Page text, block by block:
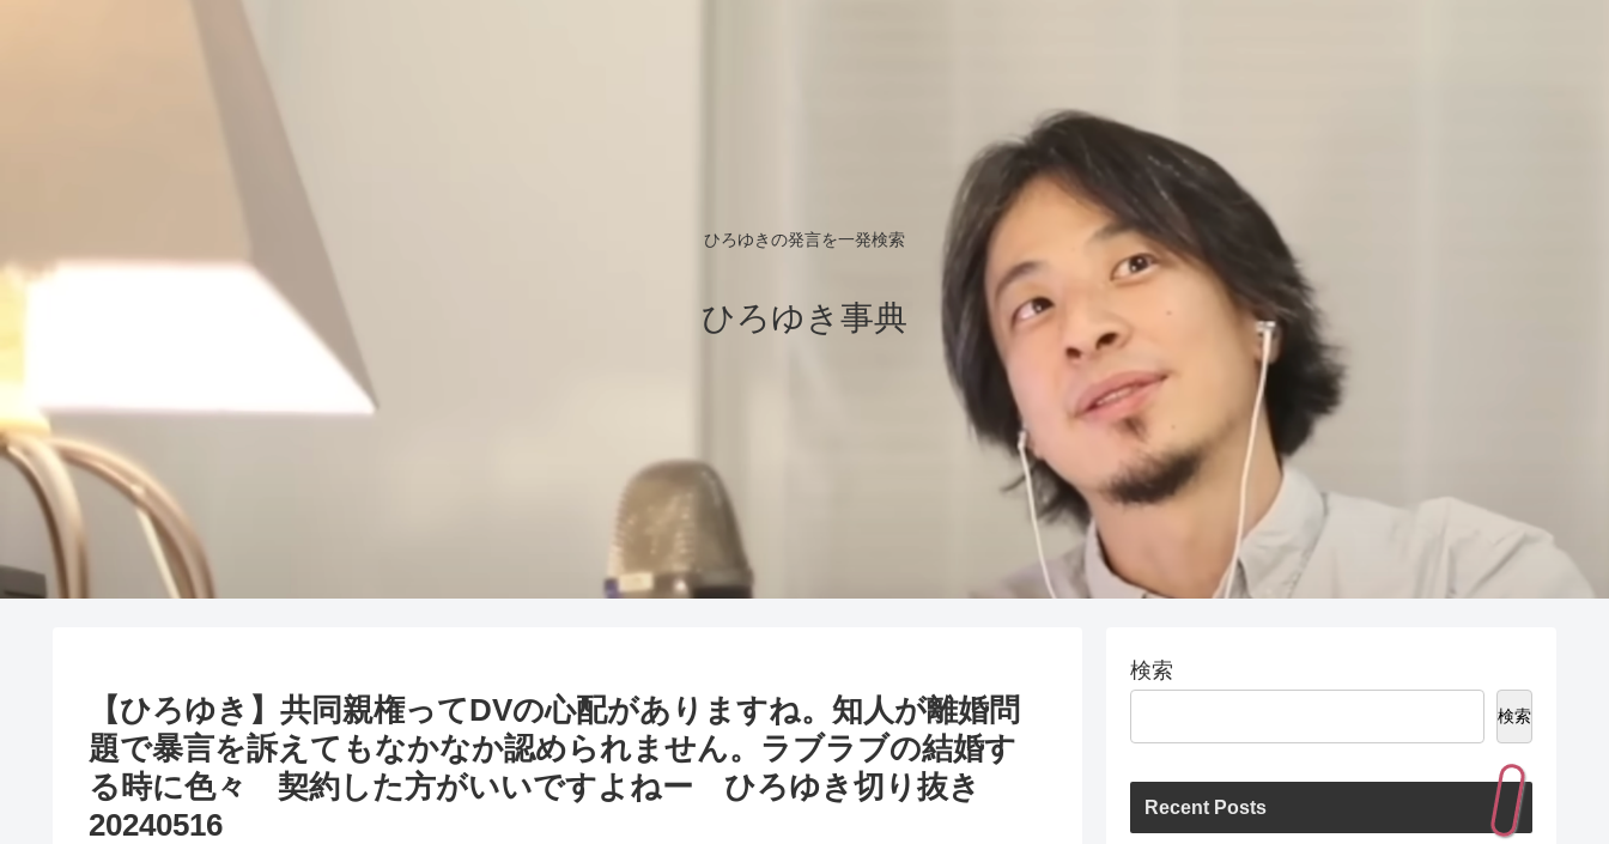
ひろゆきの発言を一発検索
ひろゆき事典
【ひろゆき】共同親権ってDVの心配がありますね。知人が離婚問
題で暴言を訴えてもなかなか認められません。ラブラブの結婚す
る時に色々 契約した方がいいですよねー ひろゆき切り抜き
20240516
検索
検索
Recent Posts